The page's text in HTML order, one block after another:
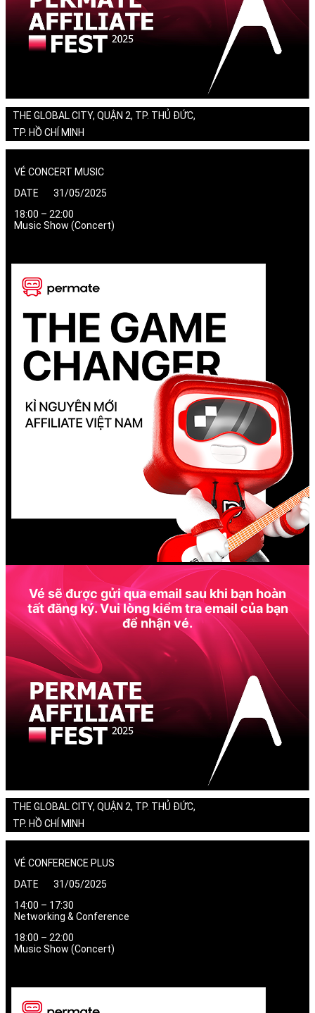
THE GLOBAL CITY, QUẬN 2, TP. THỦ ĐỨC,
TP. HỒ CHÍ MINH
VÉ CONCERT MUSIC
DATE 31/05/2025
18:00 – 22:00
Music Show (Concert)
Vé sẽ được gửi qua email sau khi bạn hoàn
tất đăng ký. Vui lòng kiểm tra email của bạn
để nhận vé.
THE GLOBAL CITY, QUẬN 2, TP. THỦ ĐỨC,
TP. HỒ CHÍ MINH
VÉ CONFERENCE PLUS
DATE 31/05/2025
14:00 – 17:30
Networking & Conference
18:00 – 22:00
Music Show (Concert)